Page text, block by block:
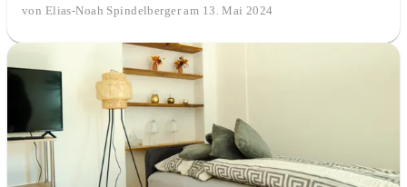
von Elias-Noah Spindelberger am 13. Mai 2024